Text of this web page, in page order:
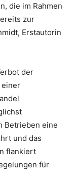
die im Rahmen
zur
Erstautorin
der
einer
Betrieben eine
und das
flankiert
für